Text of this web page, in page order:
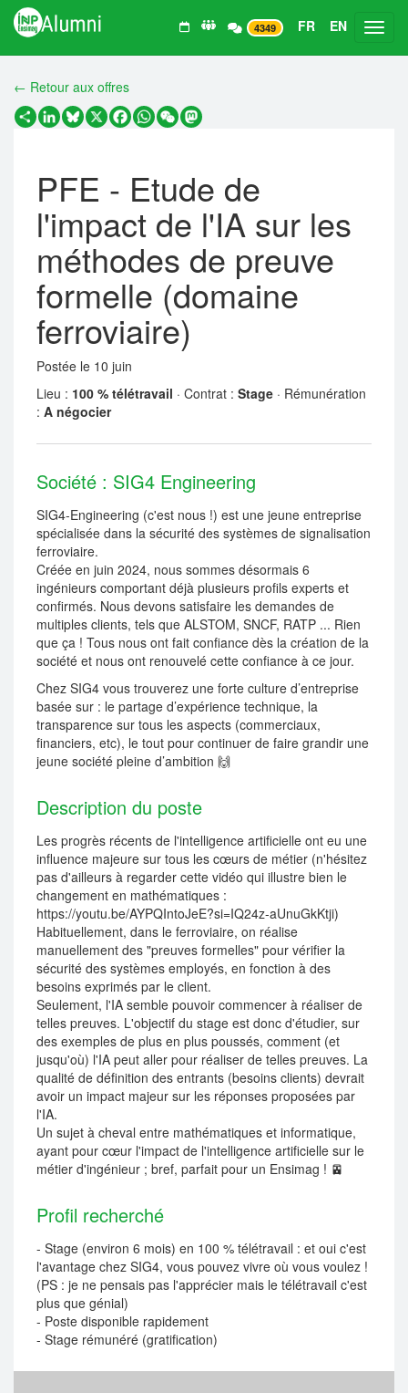
4349 FR EN
← Retour aux offres
PartagerLinkedIn
Bluesky
X Facebook
WhatsApp
WeChatMastodon
PFE - Etude de
l'impact de l'IA sur les
méthodes de preuve
formelle (domaine
ferroviaire)
Postée le 10 juin
Lieu : 100 % télétravail · Contrat : Stage · Rémunération
: A négocier
Société : SIG4 Engineering
SIG4-Engineering (c'est nous !) est une jeune entreprise
spécialisée dans la sécurité des systèmes de signalisation
ferroviaire.
Créée en juin 2024, nous sommes désormais 6
ingénieurs comportant déjà plusieurs profils experts et
confirmés. Nous devons satisfaire les demandes de
multiples clients, tels que ALSTOM, SNCF, RATP ... Rien
que ça ! Tous nous ont fait confiance dès la création de la
société et nous ont renouvelé cette confiance à ce jour.
Chez SIG4 vous trouverez une forte culture d’entreprise
basée sur : le partage d’expérience technique, la
transparence sur tous les aspects (commerciaux,
financiers, etc), le tout pour continuer de faire grandir une
jeune société pleine d’ambition 🙌
Description du poste
Les progrès récents de l'intelligence artificielle ont eu une
influence majeure sur tous les cœurs de métier (n'hésitez
pas d'ailleurs à regarder cette vidéo qui illustre bien le
changement en mathématiques :
https://youtu.be/AYPQIntoJeE?si=IQ24z-aUnuGkKtji)
Habituellement, dans le ferroviaire, on réalise
manuellement des "preuves formelles" pour vérifier la
sécurité des systèmes employés, en fonction à des
besoins exprimés par le client.
Seulement, l'IA semble pouvoir commencer à réaliser de
telles preuves. L'objectif du stage est donc d'étudier, sur
des exemples de plus en plus poussés, comment (et
jusqu'où) l'IA peut aller pour réaliser de telles preuves. La
qualité de définition des entrants (besoins clients) devrait
avoir un impact majeur sur les réponses proposées par
l'IA.
Un sujet à cheval entre mathématiques et informatique,
ayant pour cœur l'impact de l'intelligence artificielle sur le
métier d'ingénieur ; bref, parfait pour un Ensimag ! 🚈
Profil recherché
- Stage (environ 6 mois) en 100 % télétravail : et oui c'est
l'avantage chez SIG4, vous pouvez vivre où vous voulez !
(PS : je ne pensais pas l'apprécier mais le télétravail c'est
plus que génial)
- Poste disponible rapidement
- Stage rémunéré (gratification)